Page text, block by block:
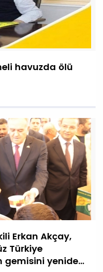
havuzda ölü
Erkan Akçay,
Türkiye
gemisini yeniden